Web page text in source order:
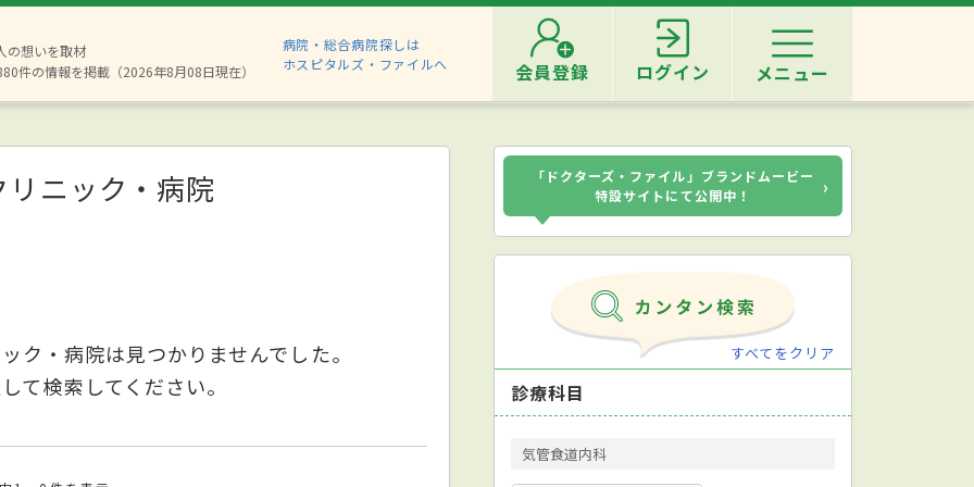
の想いを取材
件の情報を掲載（2026年8月08日現在）
病院・総合病院探しは
ホスピタルズ・ファイルへ
会員登録 ログイン メニュー
リニック・病院
ク・病院は見つかりませんでした。
て検索してください。
「ドクターズ・ファイル」ブランドムービー
特設サイトにて公開中！
›
すべてをクリア
診療科目
気管食道内科